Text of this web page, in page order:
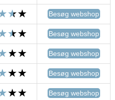
Besøg webshop
Besøg webshop
Besøg webshop
Besøg webshop
Besøg webshop